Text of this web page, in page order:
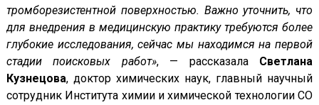
тромборезистентной поверхностью. Важно уточнить, что
для внедрения в медицинскую практику требуются более
глубокие исследования, сейчас мы находимся на первой
стадии поисковых работ», — рассказала Светлана
Кузнецова, доктор химических наук, главный научный
сотрудник Института химии и химической технологии СО